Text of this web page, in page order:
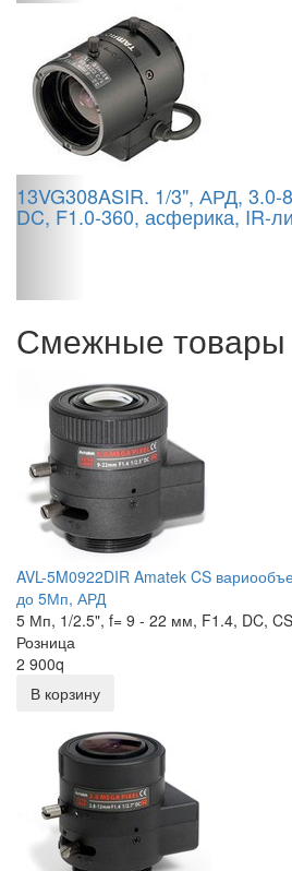
13VG308ASIR. 1/3", АРД, 3.0-
DC, F1.0-360, асферика, IR-
Смежные товары
AVL-5M0922DIR Amatek CS
до 5Мп, АРД
5 Мп, 1/2.5", f= 9 - 22 мм, F1.4, DC,
Розница
2 900q
В корзину